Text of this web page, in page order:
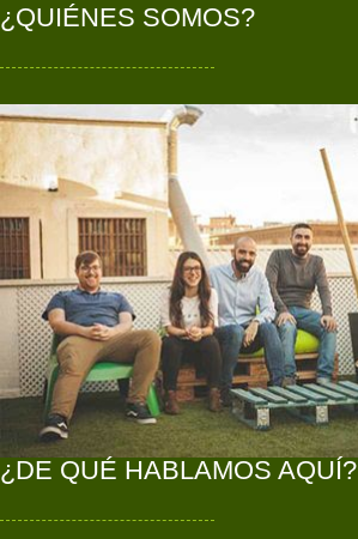
¿QUIÉNES SOMOS?
¿DE QUÉ HABLAMOS AQUÍ?